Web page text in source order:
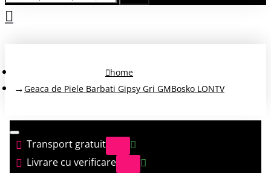
home
Geaca de Piele Barbati Gipsy Gri GMBosko LONTV
Transport gratuit
Livrare cu verificare